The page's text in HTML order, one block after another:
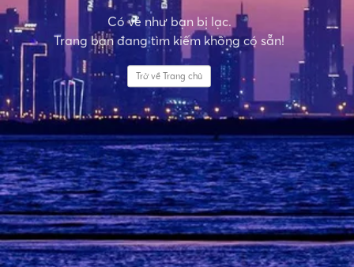
Có vẻ như bạn bị lạc.
Trang bạn đang tìm kiếm không có sẵn!
Trở về Trang chủ